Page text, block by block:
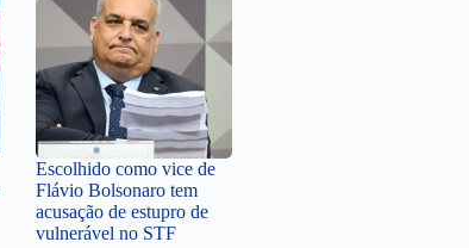
Escolhido como vice de
Flávio Bolsonaro tem
acusação de estupro de
vulnerável no STF